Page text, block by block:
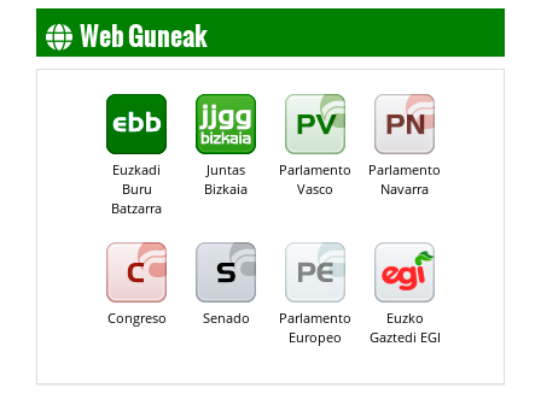
Web Guneak
Euzkadi
Buru
Batzarra
Juntas
Bizkaia
Parlamento
Vasco
Parlamento
Navarra
Congreso Senado
Parlamento
Europeo
Euzko
Gaztedi EGI